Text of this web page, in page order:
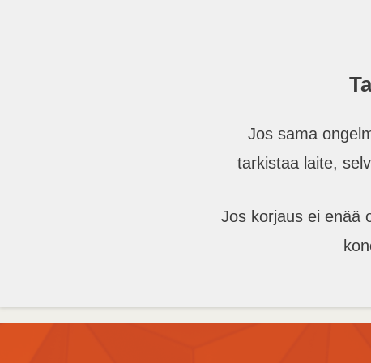
Jos sama
tarkistaa laite,
Jos korjaus ei enää